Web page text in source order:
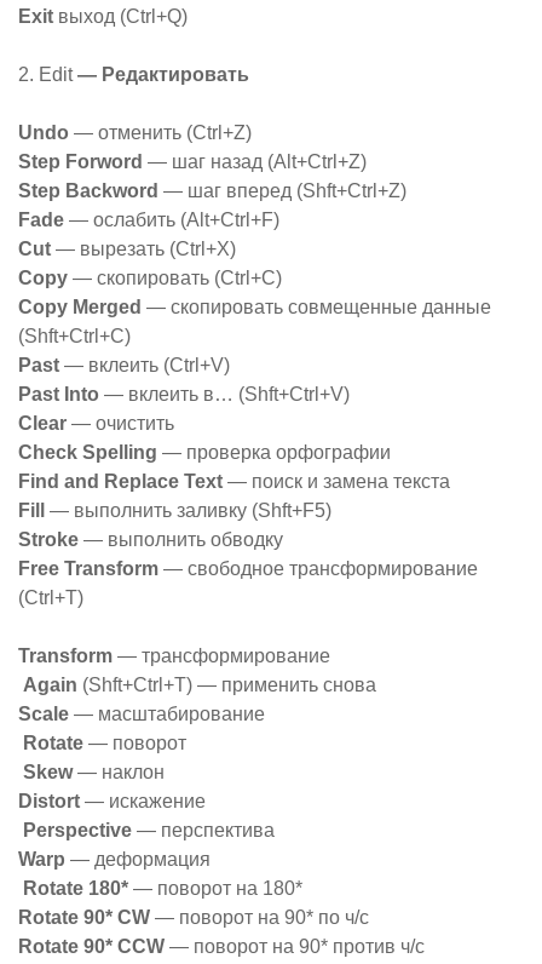
Exit выход (Ctrl+Q)
2. Edit— Редактировать
Undo — отменить (Ctrl+Z)
Step Forword — шаг назад (Alt+Ctrl+Z)
Step Backword — шаг вперед (Shft+Ctrl+Z)
Fade — ослабить (Alt+Ctrl+F)
Cut — вырезать (Ctrl+X)
Copy — скопировать (Ctrl+C)
Copy Merged — скопировать совмещенные данные
(Shft+Ctrl+C)
Past — вклеить (Ctrl+V)
Past Into — вклеить в… (Shft+Ctrl+V)
Clear — очистить
Check Spelling — проверка орфографии
Find and Replace Text — поиск и замена текста
Fill
— выполнить заливку (Shft+F5)
Stroke — выполнить обводку
Free Transform — свободное трансформирование
(Ctrl+T)
Transform — трансформирование
Again (Shft+Ctrl+T) — применить снова
Scale — масштабирование
Rotate — поворот
Skew— наклон
Distort — искажение
Perspective — перспектива
Warp — деформация
Rotate 180* — поворот на 180*
Rotate 90* CW — поворот на 90* по ч/с
Rotate 90* CCW — поворот на 90* против ч/с